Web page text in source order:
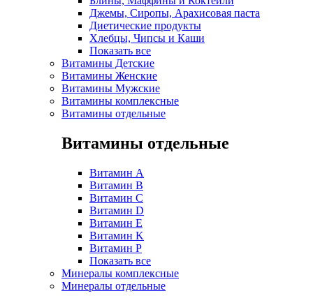
Джемы, Сиропы, Арахисовая паста
Диетические продукты
Хлебцы, Чипсы и Каши
Показать все
Витамины Детские
Витамины Женские
Витамины Мужские
Витамины комплексные
Витамины отдельные
Витамины отдельные
Витамин A
Витамин B
Витамин C
Витамин D
Витамин E
Витамин K
Витамин P
Показать все
Минералы комплексные
Минералы отдельные